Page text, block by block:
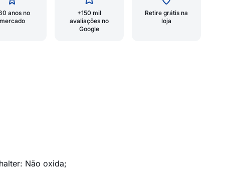
anos no
mercado
+150 mil
avaliações no
Google
Retire grátis na
loja
Não oxida;